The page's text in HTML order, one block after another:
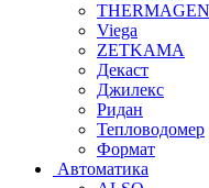
Viega
ZETKAMA
Декаст
Джилекс
Ридан
Тепловодомер
Формат
Автоматика